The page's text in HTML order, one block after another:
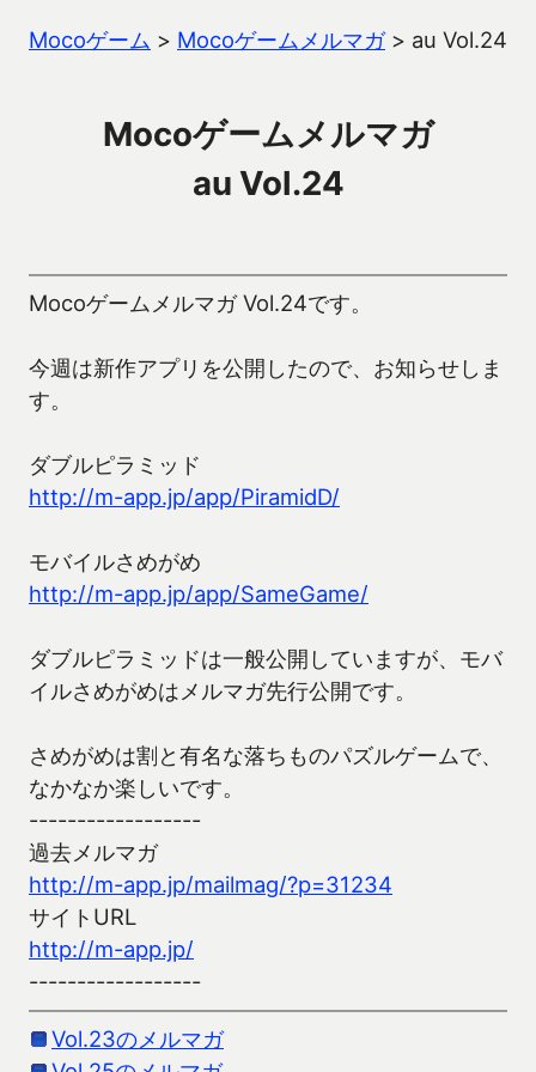
Mocoゲーム > Mocoゲームメルマガ> au Vol.24
Mocoゲームメルマガ
au Vol.24
Mocoゲームメルマガ Vol.24です。
今週は新作アプリを公開したので、お知らせしま
す。
ダブルピラミッド
http://m-app.jp/app/PiramidD/
モバイルさめがめ
http://m-app.jp/app/SameGame/
ダブルピラミッドは一般公開していますが、モバ
イルさめがめはメルマガ先行公開です。
さめがめは割と有名な落ちものパズルゲームで、
なかなか楽しいです。
------------------
過去メルマガ
http://m-app.jp/mailmag/?p=31234
サイトURL
http://m-app.jp/
------------------
Vol.23のメルマガ